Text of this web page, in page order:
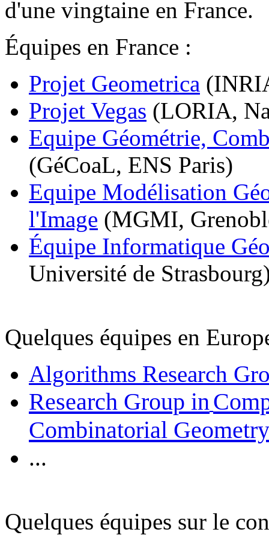
d'une vingtaine en France.
Équipes en France :
Projet Geometrica
Projet Vegas (LORIA,
Equipe Géométrie,
(GéCoaL, ENS Paris)
Equipe Modélisation
l'Image (MGMI,
Équipe Informatique
Université de
Quelques équipes en
Algorithms Research
Research Group in
Combinatorial Geometry
...
Quelques équipes sur le